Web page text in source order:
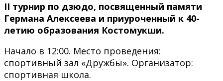
II турнир по дзюдо, посвященный памяти
Германа Алексеева и приуроченный к 40-
летию образования Костомукши.
Начало в 12:00. Место проведения:
спортивный зал «Дружбы». Организатор:
спортивная школа.